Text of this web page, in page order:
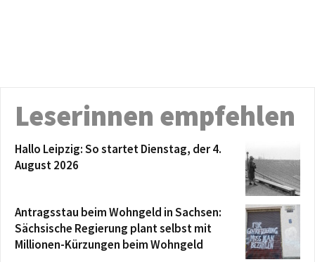
Leserinnen empfehlen
Hallo Leipzig: So startet Dienstag, der 4.
August 2026
Antragsstau beim Wohngeld in Sachsen:
Sächsische Regierung plant selbst mit
Millionen-Kürzungen beim Wohngeld